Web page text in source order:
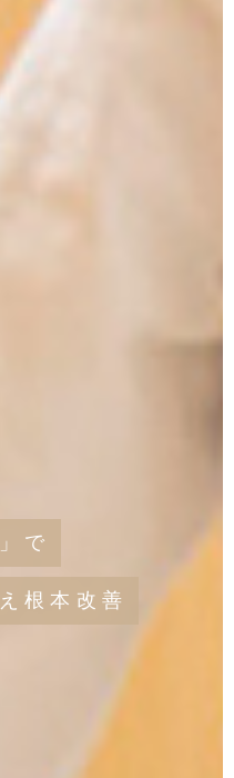
で
根本改善